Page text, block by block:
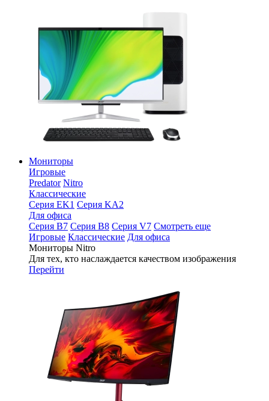
Мониторы
Игровые
Predator Nitro
Классические
Серия EK1 Серия KA2
Для офиса
Серия B7 Серия B8 Серия V7 Смотреть еще
Игровые Классические Для офиса
Мониторы Nitro
Для тех, кто наслаждается качеством изображения
Перейти